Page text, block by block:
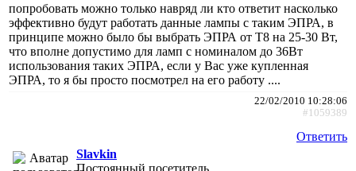
попробовать можно только навряд ли кто ответит насколько
эффективно будут работать данные лампы с таким ЭПРА, в
принципе можно было бы выбрать ЭПРА от Т8 на 25-30 Вт,
что вполне допустимо для ламп с номиналом до 36Вт
использования таких ЭПРА, если у Вас уже купленная
ЭПРА, то я бы просто посмотрел на его работу ....
22/02/2010 10:28:06
#1059389
Ответить
Slavkin
Постоянный посетитель